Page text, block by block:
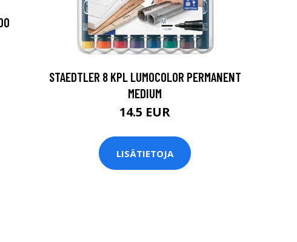
STAEDTLER 8 KPL LUMOCOLOR PERMANENT
MEDIUM
14.5 EUR
LISÄTIETOJA